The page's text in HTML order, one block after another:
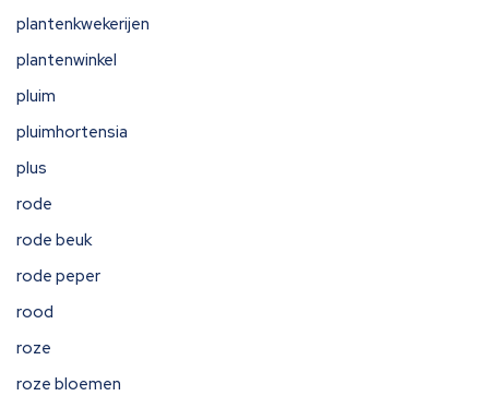
plantenkwekerijen
plantenwinkel
pluim
pluimhortensia
plus
rode
rode beuk
rode peper
rood
roze
roze bloemen